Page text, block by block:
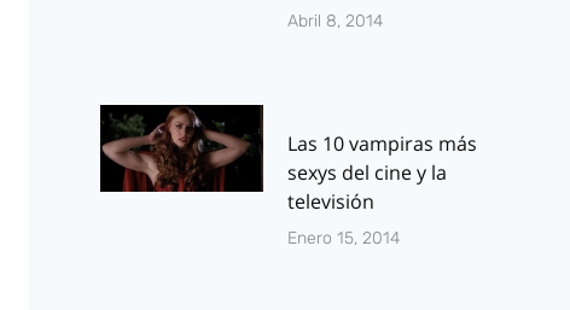
Abril 8, 2014
Las 10 vampiras más
sexys del cine y la
televisión
Enero 15, 2014